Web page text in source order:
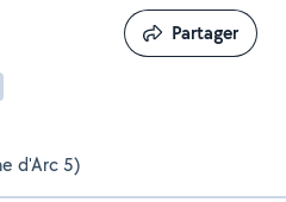
d'Arc 5)
Partager
Partager